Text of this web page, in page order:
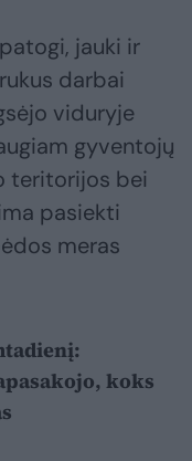
jauki ir
darbai
viduryje
gyventojų
teritorijos bei
pasiekti
meras
koks